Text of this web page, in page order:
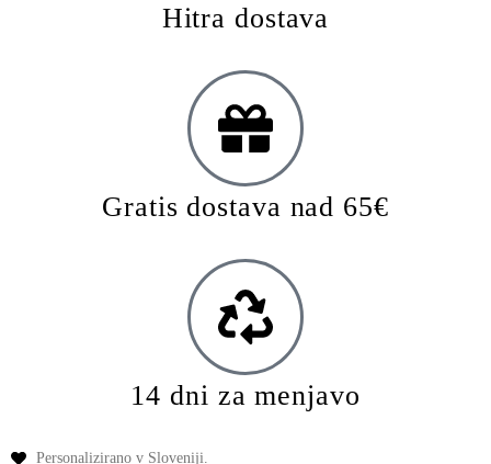
Hitra dostava
Gratis dostava nad 65€
14 dni za menjavo
Personalizirano v Sloveniji.